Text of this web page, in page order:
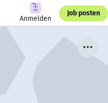
Anmelden
Job posten